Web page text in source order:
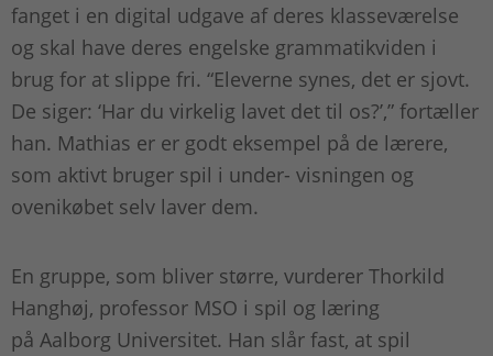
fanget i en digital udgave af deres klasseværelse
og skal have deres engelske grammatikviden i
brug for at slippe fri. “Eleverne synes, det er sjovt.
De siger: ‘Har du virkelig lavet det til os?’,” fortæller
han. Mathias er er godt eksempel på de lærere,
som aktivt bruger spil i under- visningen og
ovenikøbet selv laver dem.
En gruppe, som bliver større, vurderer Thorkild
Hanghøj, professor MSO i spil og læring
på Aalborg Universitet. Han slår fast, at spil